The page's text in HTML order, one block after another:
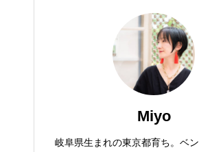
Miyo
岐阜県生まれの東京都育ち。ベ